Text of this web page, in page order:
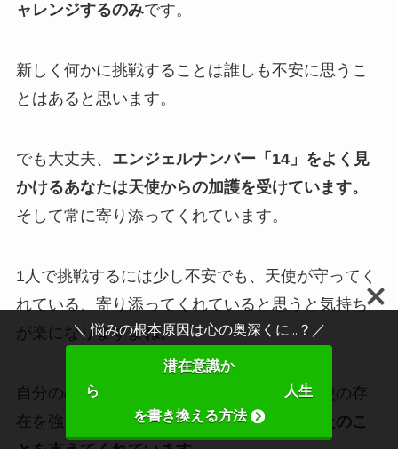
ャレンジするのみです。
新しく何かに挑戦することは誰しも不安に思うこ
とはあると思います。
でも大丈夫、 エンジェルナンバー「14」をよく見
かけるあなたは天使からの加護を受けています。
そして常に寄り添ってくれています。
1人で挑戦するには少し不安でも、天使が守ってく
れている、寄り添ってくれていると思うと気持ち
が楽になりますよね。
自分の心の声に耳を傾けて、そばにいる天使の存
在を強く感じてみてください。きっとあなたのこ
＼ 悩みの根本原因は心の奥深くに...？／
潜在意識か
ら 人生
を書き換える方法